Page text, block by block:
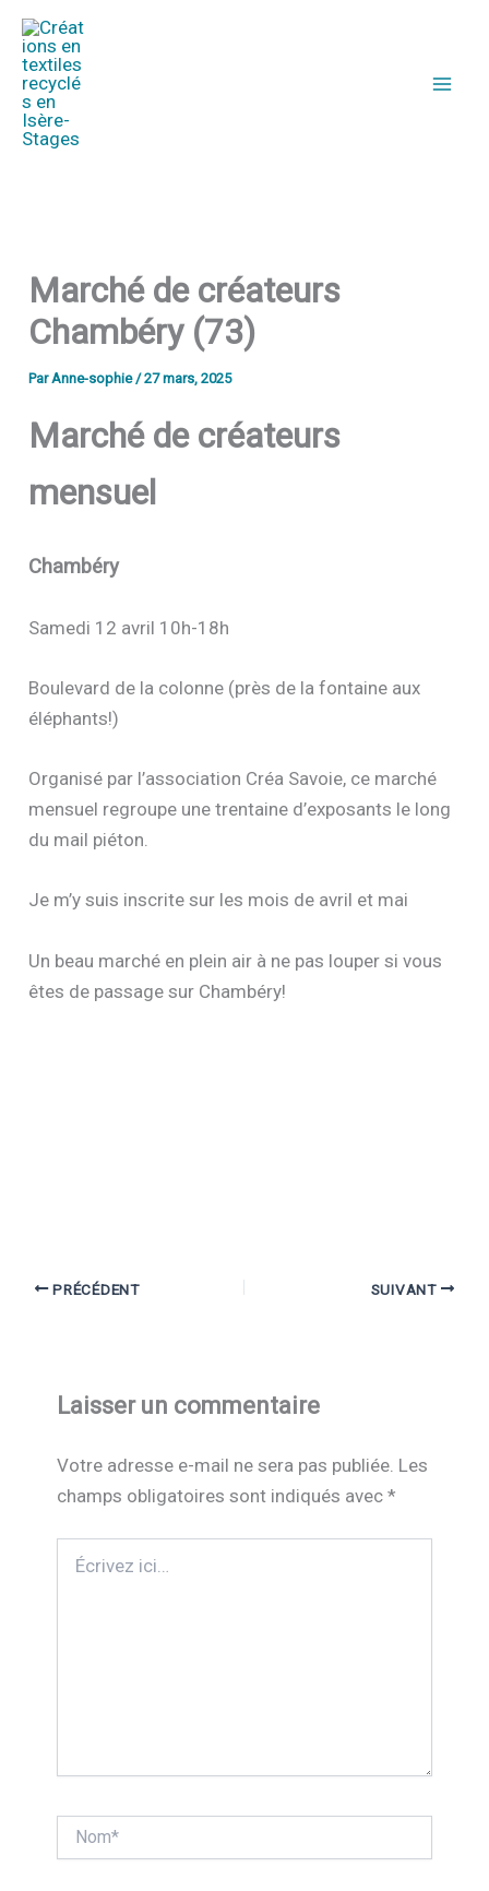
Aller
contenu
Marché de créateurs
Chambéry (73)
ParAnne-sophie /27 mars, 2025
Marché de créateurs
mensuel
Chambéry
Samedi 12 avril 10h-18h
Boulevard de la colonne (près de la fontaine aux
éléphants!)
Organisé par l’association Créa Savoie, ce marché
mensuel regroupe une trentaine d’exposants le long
du mail piéton.
Je m’y suis inscrite sur les mois de avril et mai
Un beau marché en plein air à ne pas louper si vous
êtes de passage sur Chambéry!
PRÉCÉDENT SUIVANT
Laisser un commentaire
Votre adresse e-mail ne sera pas publiée. Les
champs obligatoires sont indiqués avec *
ici…